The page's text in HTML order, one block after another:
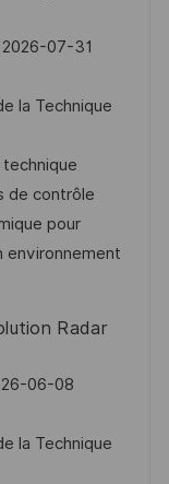
2026-07-31
la Technique
de contrôle
pour
environnement
Radar
06-08
la Technique